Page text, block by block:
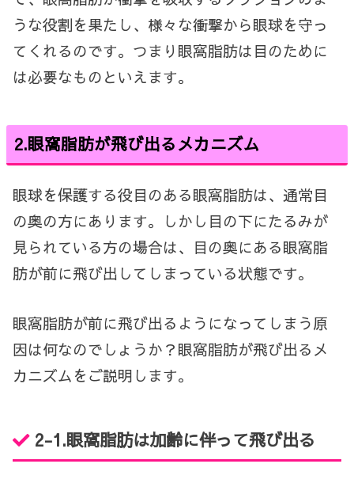
うな役割を果たし、様々な衝撃から眼球を守っ
てくれるのです。つまり眼窩脂肪は目のために
は必要なものといえます。
2.眼窩脂肪が飛び出るメカニズム
眼球を保護する役目のある眼窩脂肪は、通常目
の奥の方にあります。しかし目の下にたるみが
見られている方の場合は、目の奥にある眼窩脂
肪が前に飛び出してしまっている状態です。
眼窩脂肪が前に飛び出るようになってしまう原
因は何なのでしょうか？眼窩脂肪が飛び出るメ
カニズムをご説明します。
2-1.眼窩脂肪は加齢に伴って飛び出る